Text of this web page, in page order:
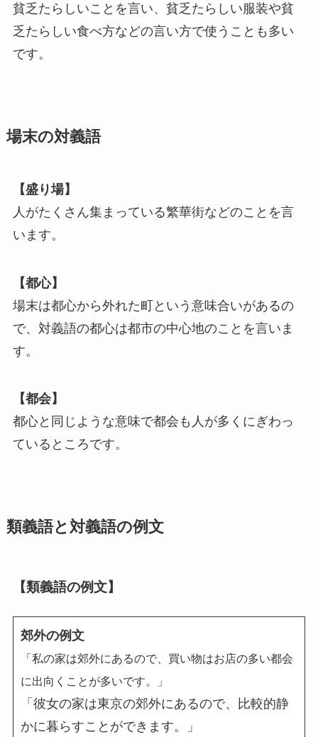
貧乏たらしいことを言い、貧乏たらしい服装や貧
乏たらしい食べ方などの言い方で使うことも多い
です。
場末の対義語
【盛り場】
人がたくさん集まっている繁華街などのことを言
います。
【都心】
場末は都心から外れた町という意味合いがあるの
で、対義語の都心は都市の中心地のことを言いま
す。
【都会】
都心と同じような意味で都会も人が多くにぎわっ
ているところです。
類義語と対義語の例文
【類義語の例文】
郊外の例文
「私の家は郊外にあるので、買い物はお店の多い都会
に出向くことが多いです。」
「彼女の家は東京の郊外にあるので、比較的静
かに暮らすことができます。」